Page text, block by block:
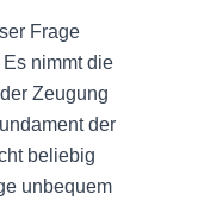
Frage
nimmt die
Zeugung
der
beliebig
unbequem